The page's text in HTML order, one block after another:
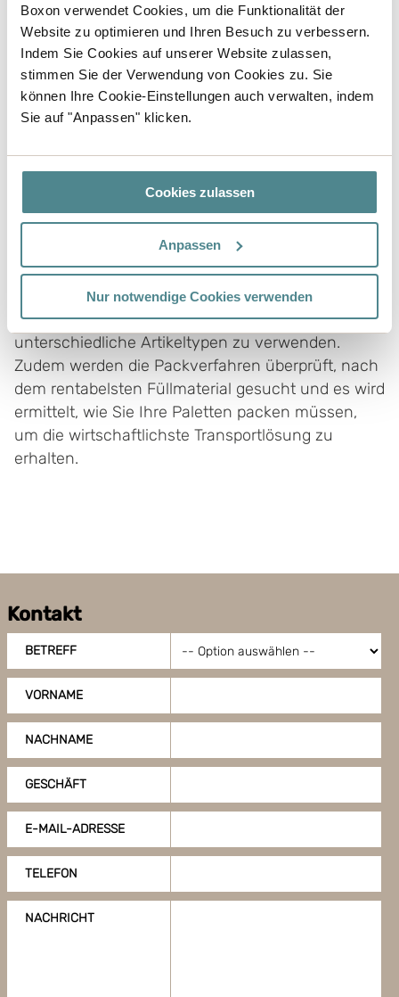
Boxon verwendet Cookies, um die Funktionalität der
Website zu optimieren und Ihren Besuch zu verbessern.
Indem Sie Cookies auf unserer Website zulassen,
stimmen Sie der Verwendung von Cookies zu. Sie
können Ihre Cookie-Einstellungen auch verwalten, indem
Sie auf "Anpassen" klicken.
Cookies zulassen
Anpassen
Nur notwendige Cookies verwenden
Weniger ist mehr
Wenn Sie die Anzahl der verschiedenen
Verpackungslösungen und die Anzahl der
verschiedenen Verpackungsmaterialien
Verpackungen verursacht zusätzliche Kosten und
kann auch zu Schäden führen.
Die Optimierung des Verpackungssortiments
bedeutet also die Anzahl der verwendeten
Verpackungen zu überprüfen, zu versuchen, sie
zu reduzieren und dieselbe Art von Verpackung für
unterschiedliche Artikeltypen zu verwenden.
Zudem werden die Packverfahren überprüft, nach
dem rentabelsten Füllmaterial gesucht und es wird
ermittelt, wie Sie Ihre Paletten packen müssen,
um die wirtschaftlichste Transportlösung zu
erhalten.
Kontakt
BETREFF
VORNAME
NACHNAME
GESCHÄFT
E-MAIL-ADRESSE
TELEFON
NACHRICHT